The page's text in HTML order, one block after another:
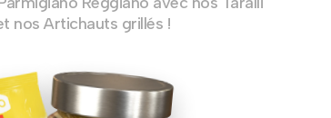
nos Artichauts grillés !